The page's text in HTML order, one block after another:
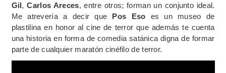
Gil,Carlos Areces, entre otros; forman un conjunto ideal.
Me atrevería a decir que Pos Eso es un museo de
plastilina en honor al cine de terror que además te cuenta
una historia en forma de comedia satánica digna de formar
parte de cualquier maratón cinéfilo de terror.